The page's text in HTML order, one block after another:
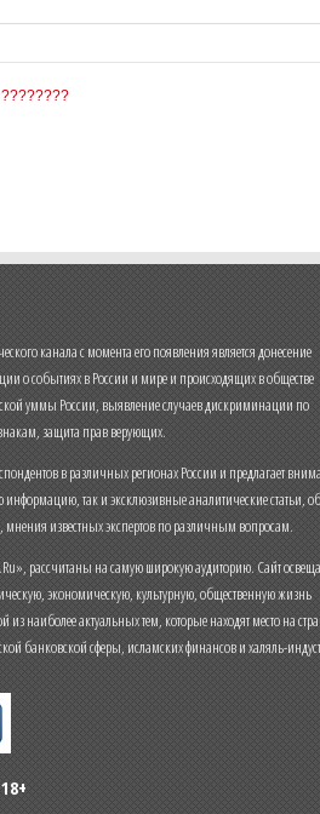
????????
канала с момента его появления является донесение
о событиях в России и мире и происходящих в обществе
уммы России, выявление случаев дискриминации по
защита прав верующих.
в различных регионах России и предлагает
информацию, так и эксклюзивные аналитические статьи,
мнения известных экспертов по различным вопросам.
рассчитаны на самую широкую аудиторию. Сайт
экономическую, культурную, общественную жизнь
наиболее актуальных тем, которые находят место на
банковской сферы, исламских финансов и халяль-
18+